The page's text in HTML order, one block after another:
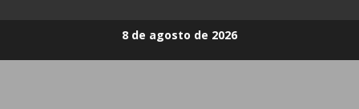
8 de agosto de 2026